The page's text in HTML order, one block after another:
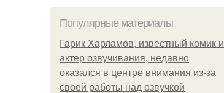
Популярные материалы
Гарик Харламов, известный комик и
актер озвучивания, недавно
оказался в центре внимания из-за
своей работы над озвучкой